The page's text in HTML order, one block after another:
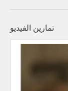
تمارين الفيديو